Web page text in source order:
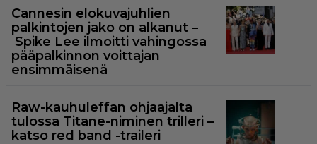
Cannesin elokuvajuhlien
palkintojen jako on alkanut –
Spike Lee ilmoitti vahingossa
pääpalkinnon voittajan
ensimmäisenä
Raw-kauhuleffan ohjaajalta
tulossa Titane-niminen trilleri –
katso red band -traileri